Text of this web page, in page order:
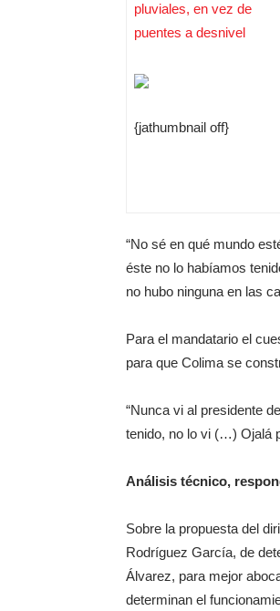
pluviales, en vez de
puentes a desnivel
{jathumbnail off}
“No sé en qué mundo
éste no lo habíamos
no hubo ninguna en las
Para el mandatario el
para que Colima se
“Nunca vi al presidente
tenido, no lo vi (…) Ojalá
Análisis técnico,
Sobre la propuesta del
Rodríguez García, de
Álvarez, para mejor
determinan el